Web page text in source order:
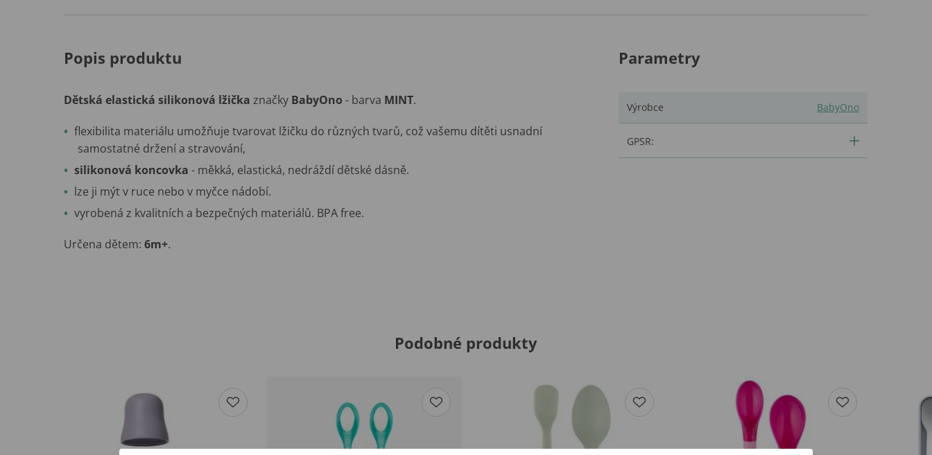
Popis produktu
Dětská elastická silikonová lžička značky BabyOno - barva MINT.
flexibilita materiálu umožňuje tvarovat lžičku do různých tvarů, což vašemu dítěti usnadní
samostatné držení a stravování,
silikonová koncovka - měkká, elastická, nedráždí dětské dásně.
lze ji mýt v ruce nebo v myčce nádobí.
vyrobená z kvalitních a bezpečných materiálů. BPA free.
Určena dětem: 6m+.
Parametry
Výrobce BabyOno
GPSR:
Podobné produkty